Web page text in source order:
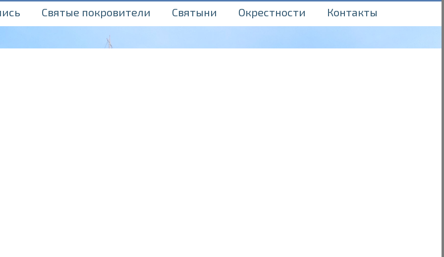
Святые покровители Святыни Окрестности Контакты